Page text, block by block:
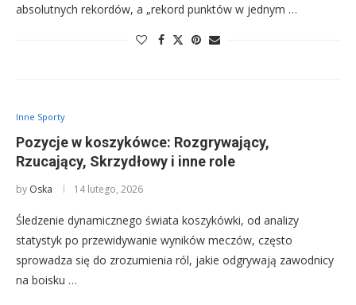
absolutnych rekordów, a „rekord punktów w jednym …
Inne Sporty
Pozycje w koszykówce: Rozgrywający,
Rzucający, Skrzydłowy i inne role
by Oska 14 lutego, 2026
Śledzenie dynamicznego świata koszykówki, od analizy
statystyk po przewidywanie wyników meczów, często
sprowadza się do zrozumienia ról, jakie odgrywają zawodnicy
na boisku …